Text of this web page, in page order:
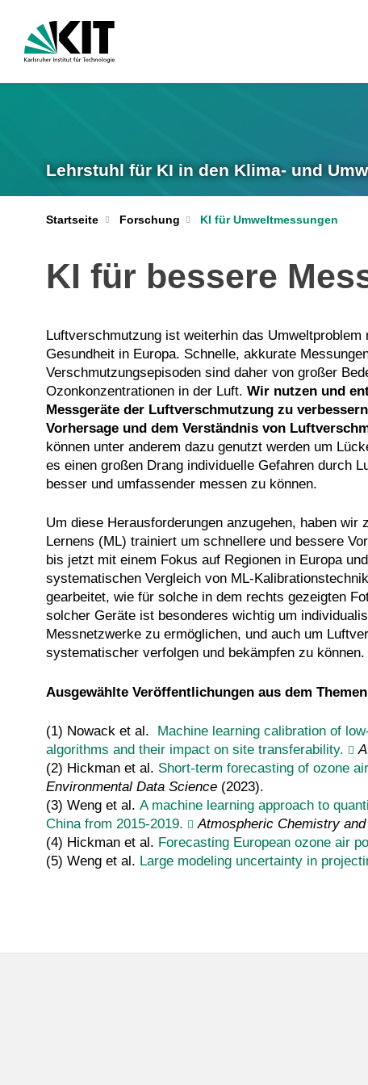
Lehrstuhl für KI in den Klima- und
Startseite Forschung KI für Umweltmessungen
KI für bessere
Luftverschmutzung ist weiterhin das
Gesundheit in Europa. Schnelle, akkurate
Verschmutzungsepisoden sind daher von großer
Ozonkonzentrationen in der Luft. Wir nutzen und
Messgeräte der Luftverschmutzung zu
Vorhersage und dem Verständnis von
können unter anderem dazu genutzt werden um
es einen großen Drang individuelle Gefahren durch
besser und umfassender messen zu können.
Um diese Herausforderungen anzugehen, haben
Lernens (ML) trainiert um schnellere und bessere
bis jetzt mit einem Fokus auf Regionen in Europa
systematischen Vergleich von ML-
gearbeitet, wie für solche in dem rechts gezeigten
solcher Geräte ist besonderes wichtig um
Messnetzwerke zu ermöglichen, und auch um
systematischer verfolgen und bekämpfen zu können.
Ausgewählte Veröffentlichungen aus dem
(1) Nowack et al. Machine learning calibration of
algorithms and their impact on site transferability.
(2) Hickman et al. Short-term forecasting of ozone
Environmental Data Science (2023).
(3) Weng et al. A machine learning approach to
China from 2015-2019.
Atmospheric Chemistry
(4) Hickman et al. Forecasting European ozone air
(5) Weng et al. Large modeling uncertainty in